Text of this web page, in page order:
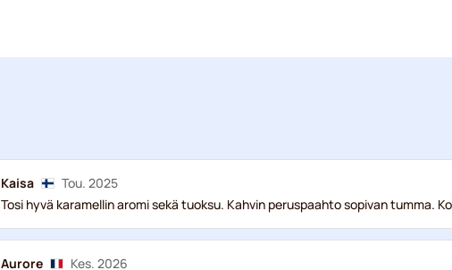
Kaisa
Tou. 2025
Tosi hyvä karamellin aromi sekä tuoksu. Kahvin peruspaahto sopivan tumma.
Aurore
Kes. 2026